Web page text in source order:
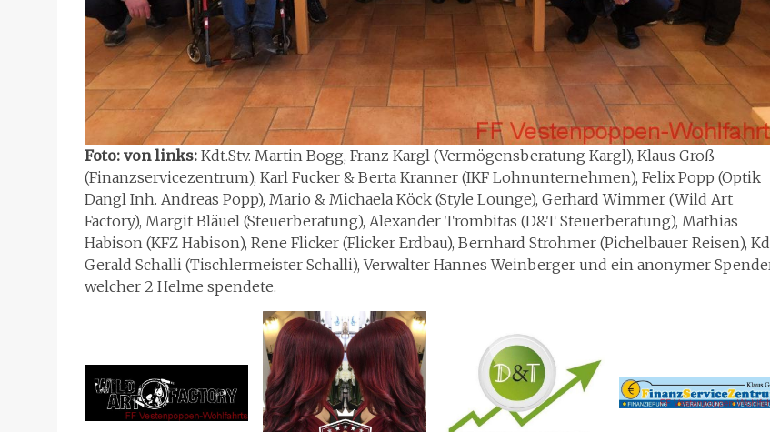
Foto: von links: Kdt.Stv. Martin Bogg, Franz Kargl (Vermögensberatung Kargl), Klaus Groß
(Finanzservicezentrum), Karl Fucker & Berta Kranner (IKF Lohnunternehmen), Felix Popp (Optik
Dangl Inh. Andreas Popp), Mario & Michaela Köck (Style Lounge), Gerhard Wimmer (Wild Art
Factory), Margit Bläuel (Steuerberatung), Alexander Trombitas (D&T Steuerberatung), Mathias
Habison (KFZ Habison), Rene Flicker (Flicker Erdbau), Bernhard Strohmer (Pichelbauer Reisen),
Gerald Schalli (Tischlermeister Schalli), Verwalter Hannes Weinberger und ein anonymer
welcher 2 Helme spendete.